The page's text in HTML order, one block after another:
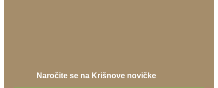
Naročite se na Krišnove novičke